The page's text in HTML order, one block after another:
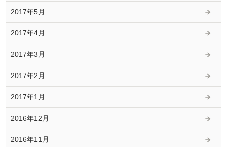
2017年5月
2017年4月
2017年3月
2017年2月
2017年1月
2016年12月
2016年11月